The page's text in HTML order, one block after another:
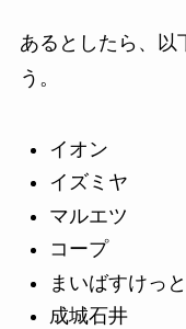
あるとしたら、以
う。
イオン
イズミヤ
マルエツ
コープ
まいばすけっと
成城石井